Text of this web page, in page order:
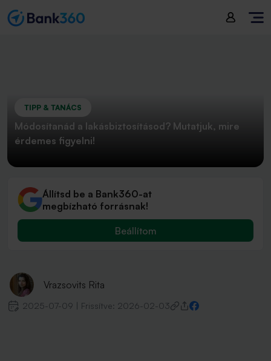
TIPP & TANÁCS
Módosítanád a lakásbiztosításod? Mutatjuk, mire
érdemes figyelni!
Állítsd be a Bank360-at
megbízható forrásnak!
Beállítom
Vrazsovits Rita
2025-07-09 Frissítve: 2026-02-03